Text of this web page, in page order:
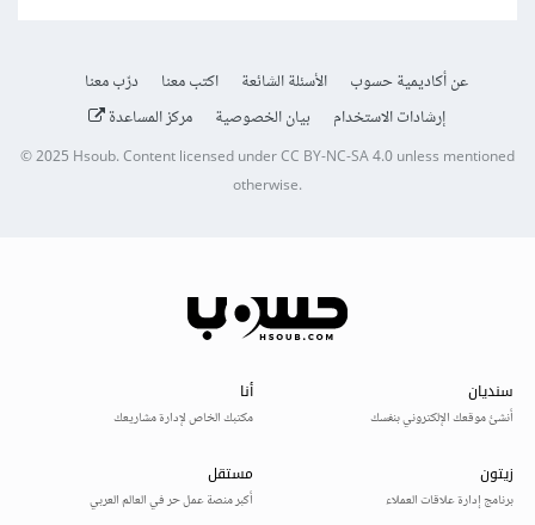
عن أكاديمية حسوب الأسئلة الشائعة اكتب معنا
درّب معنا
إرشادات الاستخدام
بيان الخصوصية مركز المساعدة
© 2025Hsoub.Content licensed underCC BY-NC-SA 4.0unless mentioned
otherwise.